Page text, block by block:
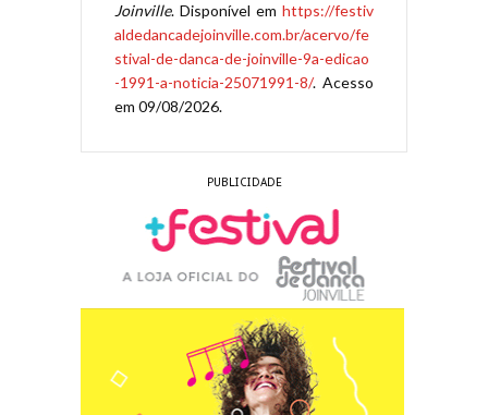
Joinville. Disponível em https://festiv
aldedancadejoinville.com.br/acervo/fe
stival-de-danca-de-joinville-9a-edicao
-1991-a-noticia-25071991-8/. Acesso
em 09/08/2026.
PUBLICIDADE